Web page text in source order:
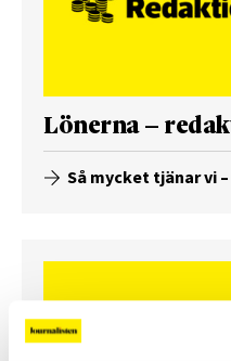
Lönerna –
Så mycket tjänar vi